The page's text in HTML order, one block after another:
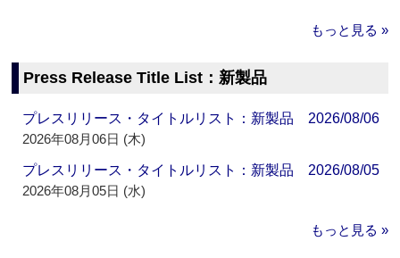
もっと見る »
Press Release Title List：新製品
プレスリリース・タイトルリスト：新製品 2026/08/06
2026年08月06日 (木)
プレスリリース・タイトルリスト：新製品 2026/08/05
2026年08月05日 (水)
もっと見る »